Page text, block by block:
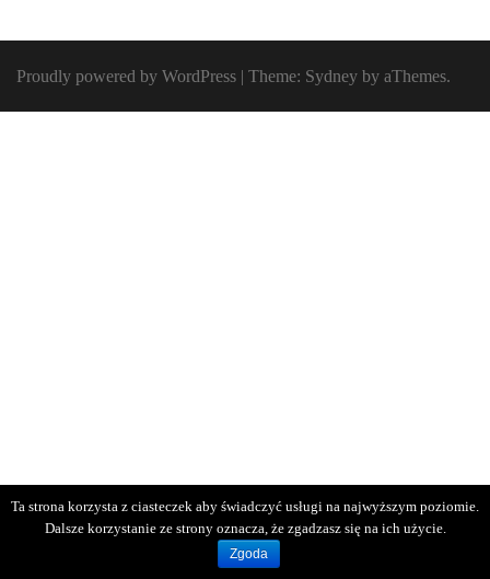
Proudly powered by WordPress | Theme: Sydney by aThemes.
Ta strona korzysta z ciasteczek aby świadczyć usługi na najwyższym poziomie.
Dalsze korzystanie ze strony oznacza, że zgadzasz się na ich użycie.
Zgoda